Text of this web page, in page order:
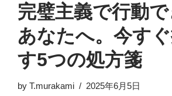
完璧主義で行動
あなたへ。今す
す5つの処方箋
by T.murakami 2025年6月5日